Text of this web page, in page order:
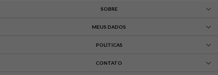
SOBRE
MEUS DADOS
POLÍTICAS
CONTATO